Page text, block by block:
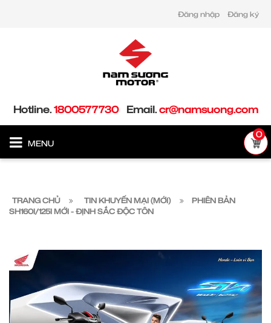
Đăng nhập Đăng ký
Hotline.1800577730 Email.cr@namsuong.com
MENU
0
TRANG CHỦ TIN KHUYẾN MẠI (MỚI)
PHIÊN BẢN
SH160I/125I MỚI - ĐỊNH SẮC ĐỘC TÔN